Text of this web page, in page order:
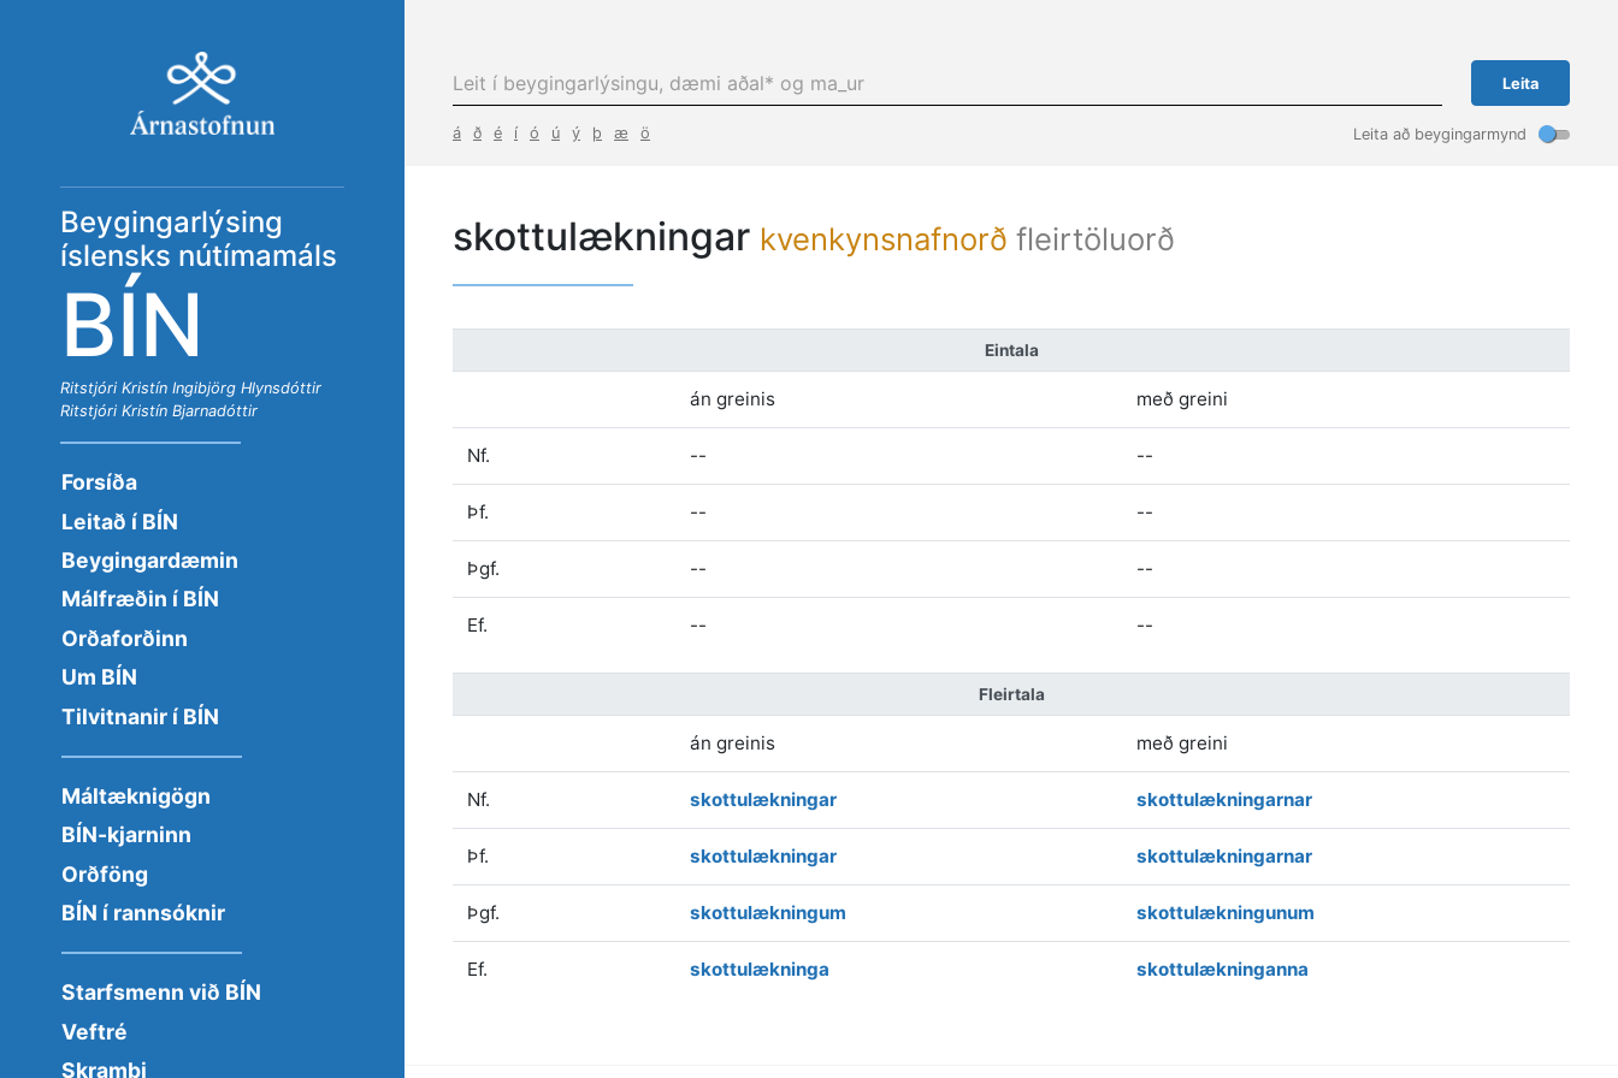
Beygingarlýsing
íslensks nútímamáls
BÍN
Ritstjóri Kristín Ingibjörg Hlynsdóttir
Ritstjóri Kristín Bjarnadóttir
Forsíða
Leitað í BÍN
Beygingardæmin
Málfræðin í BÍN
Orðaforðinn
Um BÍN
Tilvitnanir í BÍN
Máltæknigögn
BÍN-kjarninn
Orðföng
BÍN í rannsóknir
Starfsmenn við BÍN
Veftré
Skrambi
Leita
á ð é í ó ú ý þ æ ö Leita að beygingarmynd
skottulækningar kvenkynsnafnorð fleirtöluorð
Eintala
án greinis með greini
Nf. -- --
Þf. -- --
Þgf. -- --
Ef. -- --
Fleirtala
án greinis með greini
Nf. skottulækningar skottulækningarnar
Þf. skottulækningar skottulækningarnar
Þgf. skottulækningum skottulækningunum
Ef. skottulækninga skottulækninganna